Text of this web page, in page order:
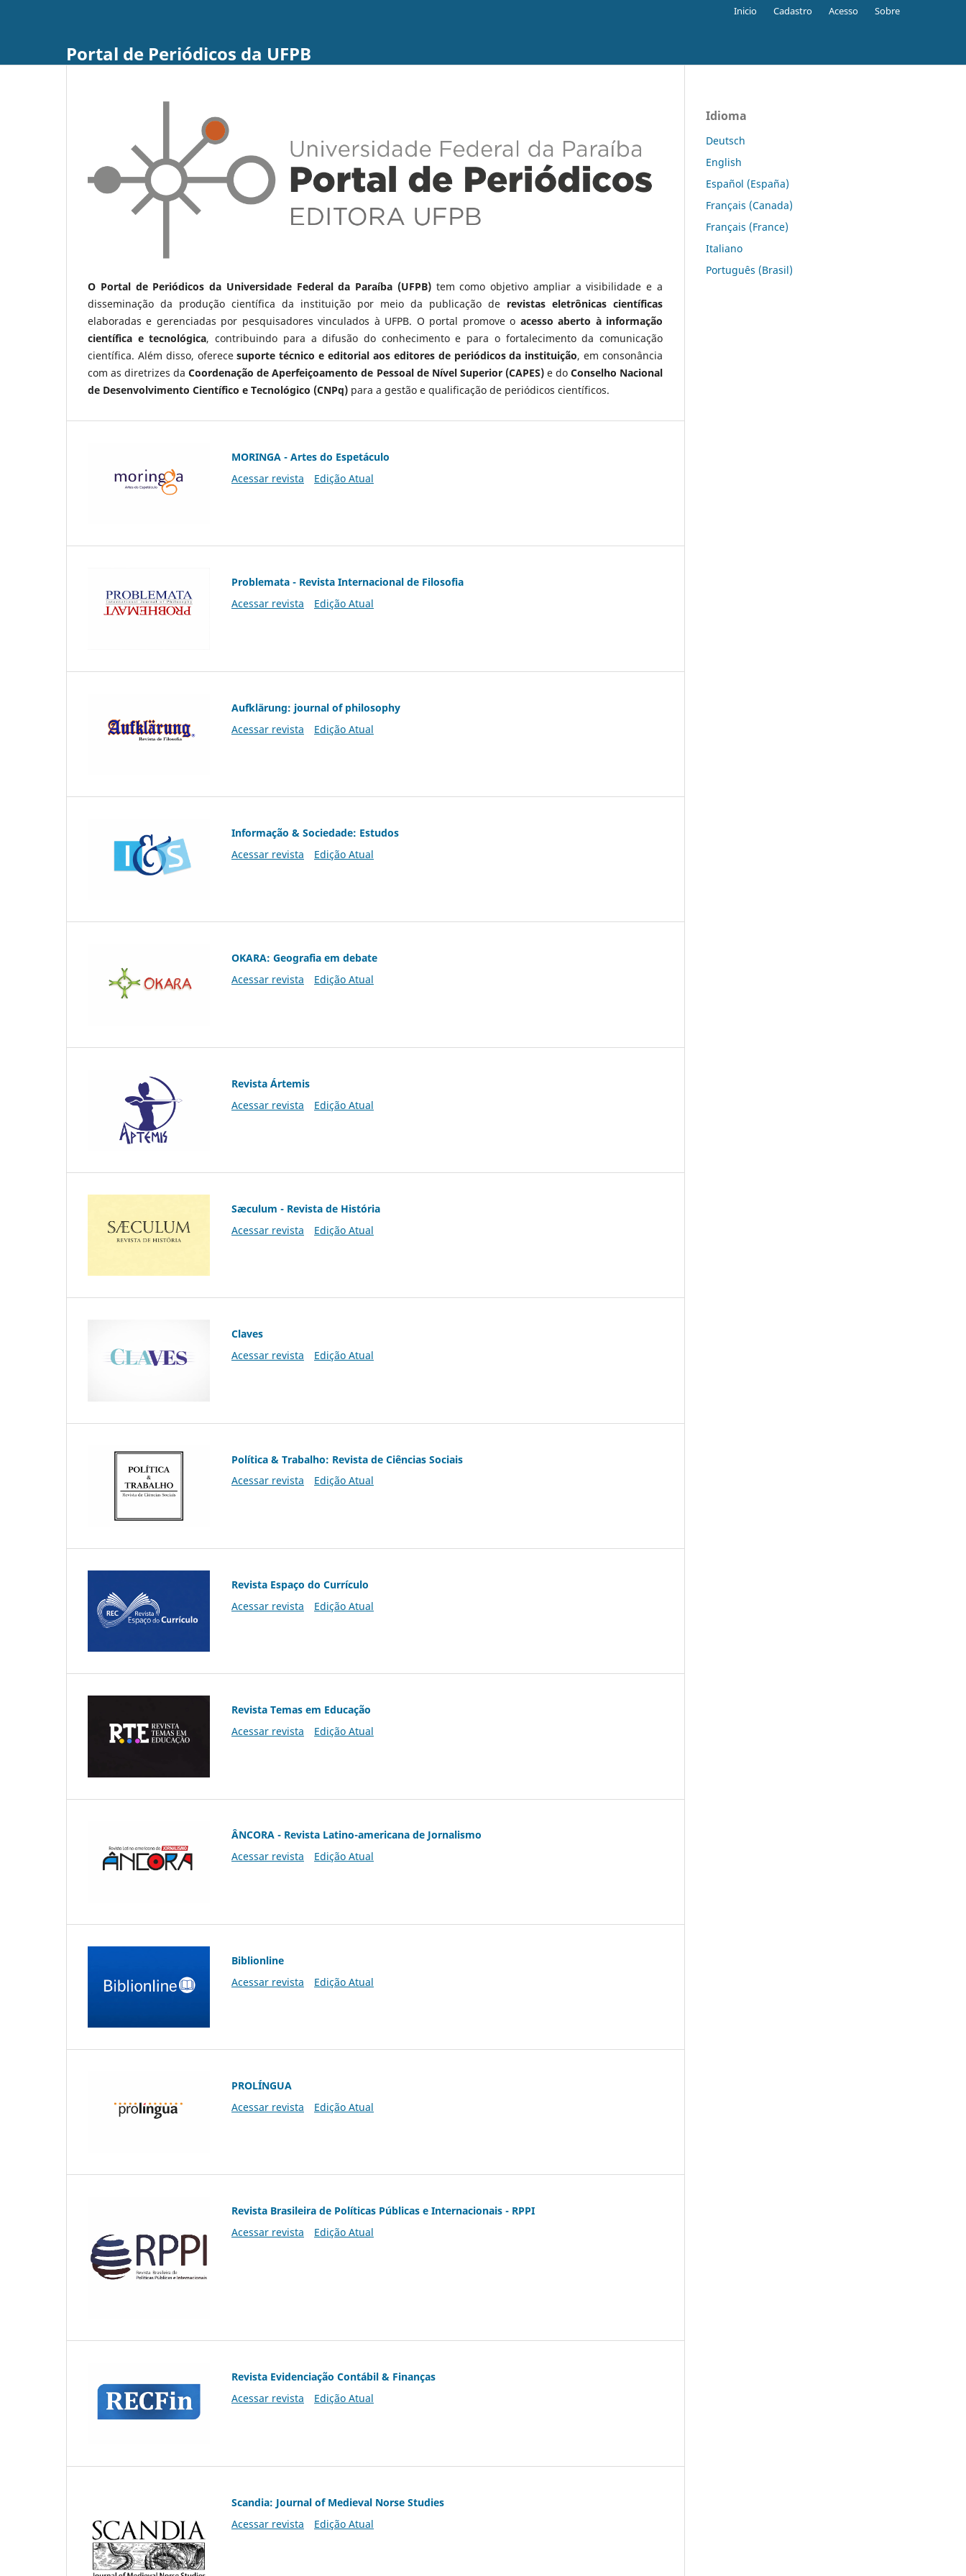
Portal de Periódicos da UFPB
Inicio Cadastro Acesso Sobre
O Portal de Periódicos da Universidade Federal da Paraíba (UFPB)tem como objetivo ampliar a visibilidade e a
disseminação da produção científica da instituição por meio da publicação de revistas eletrônicas científicas
elaboradas e gerenciadas por pesquisadores vinculados à UFPB. O portal promove o acesso aberto à informação
científica e tecnológica, contribuindo para a difusão do conhecimento e para o fortalecimento da comunicação
científica. Além disso, oferecesuporte técnico e editorial aos editores de periódicos da instituição, em consonância
com as diretrizes daCoordenação de Aperfeiçoamento de Pessoal de Nível Superior (CAPES)e do Conselho Nacional
de Desenvolvimento Científico e Tecnológico (CNPq) para a gestão e qualificação de periódicos científicos.
MORINGA - Artes do Espetáculo
Acessar revista
Edição Atual
Problemata - Revista Internacional de Filosofia
Acessar revista
Edição Atual
Aufklärung: journal of philosophy
Acessar revista
Edição Atual
Informação & Sociedade: Estudos
Acessar revista
Edição Atual
OKARA: Geografia em debate
Acessar revista
Edição Atual
Revista Ártemis
Acessar revista
Edição Atual
Sæculum - Revista de História
Acessar revista
Edição Atual
Claves
Acessar revista
Edição Atual
Política & Trabalho: Revista de Ciências Sociais
Acessar revista
Edição Atual
Revista Espaço do Currículo
Acessar revista
Edição Atual
Revista Temas em Educação
Acessar revista
Edição Atual
ÂNCORA - Revista Latino-americana de Jornalismo
Acessar revista
Edição Atual
Biblionline
Acessar revista
Edição Atual
PROLÍNGUA
Acessar revista
Edição Atual
Revista Brasileira de Políticas Públicas e Internacionais - RPPI
Acessar revista
Edição Atual
Revista Evidenciação Contábil & Finanças
Acessar revista
Edição Atual
Scandia: Journal of Medieval Norse Studies
Acessar revista
Edição Atual
Idioma
Deutsch
English
Español (España)
Français (Canada)
Français (France)
Italiano
Português (Brasil)